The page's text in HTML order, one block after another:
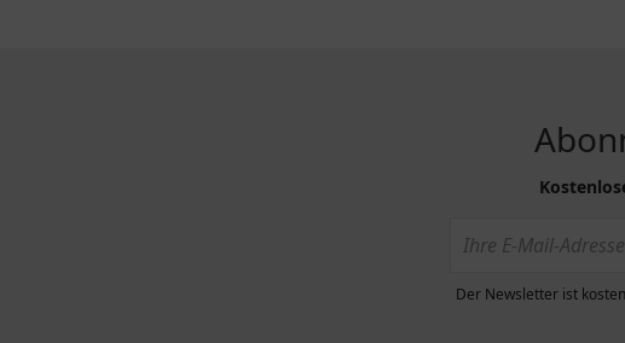
Der Newsletter ist